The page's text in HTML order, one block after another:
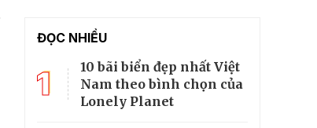
ĐỌC NHIỀU
1
10 bãi biển đẹp nhất Việt
Nam theo bình chọn của
Lonely Planet